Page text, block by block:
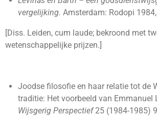
vergelijking. Amsterdam: Rodopi
[Diss. Leiden, cum laude; bekroond met
wetenschappelijke prijzen.]
Joodse filosofie en haar relatie tot de
traditie: Het voorbeeld van Emmanuel
Wijsgerig Perspectief25 (1984-1985)